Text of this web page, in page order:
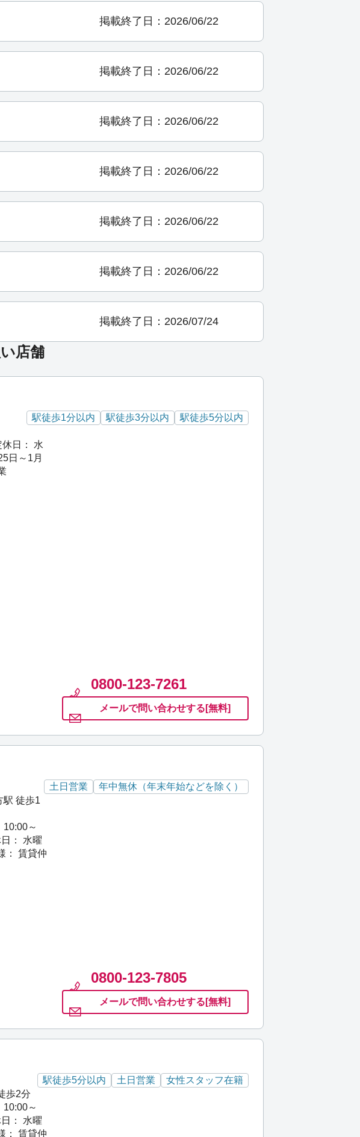
掲載終了日：2026/06/22
掲載終了日：2026/06/22
掲載終了日：2026/06/22
掲載終了日：2026/06/22
掲載終了日：2026/06/22
掲載終了日：2026/06/22
掲載終了日：2026/07/24
店舗
駅徒歩1分以内 駅徒歩3分以内
駅徒歩5分以内
休日： 水
日～1月
0800-123-7261
メールで問い合わせする [無料]
土日営業
年中無休（年末年始などを除く）
駅 徒歩1
10:00～
： 水曜
： 賃貸仲
0800-123-7805
メールで問い合わせする [無料]
駅徒歩5分以内 土日営業
女性スタッフ在籍
歩2分
10:00～
： 水曜
： 賃貸仲